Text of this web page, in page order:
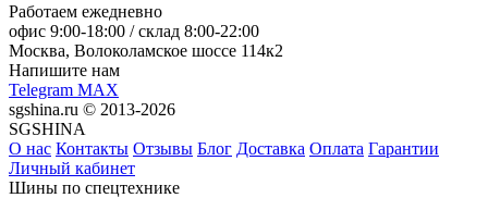
Работаем ежедневно
офис 9:00-18:00 / склад 8:00-22:00
Москва, Волоколамское шоссе 114к2
Напишите нам
Telegram MAX
sgshina.ru © 2013-2026
SGSHINA
О нас Контакты Отзывы Блог Доставка Оплата Гарантии
Личный кабинет
Шины по спецтехнике